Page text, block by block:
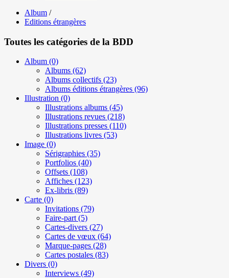
Album /
Editions étrangères
Toutes les catégories de la BDD
Album (0)
Albums (62)
Albums collectifs (23)
Albums éditions étrangères (96)
Illustration (0)
Illustrations albums (45)
Illustrations revues (218)
Illustrations presses (110)
Illustrations livres (53)
Image (0)
Sérigraphies (35)
Portfolios (40)
Offsets (108)
Affiches (123)
Ex-libris (89)
Carte (0)
Invitations (79)
Faire-part (5)
Cartes-divers (27)
Cartes de vœux (64)
Marque-pages (28)
Cartes postales (83)
Divers (0)
Interviews (49)